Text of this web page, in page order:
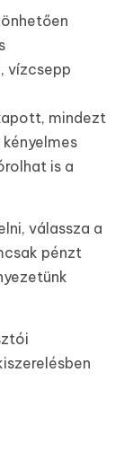
vízcsepp
mindezt
is a
válassza a
pénzt